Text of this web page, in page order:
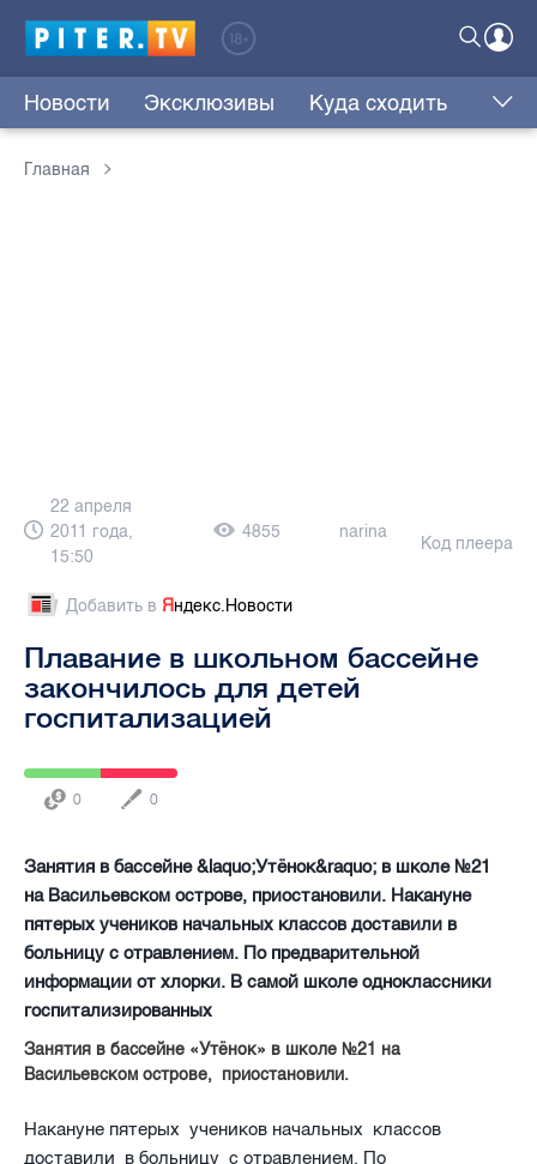
Новости Эксклюзивы Куда сходить
Главная
22 апреля
2011 года,
15:50
4855 narina
Код плеера
Добавить в Яндекс.Новости
Плавание в школьном бассейне
закончилось для детей
госпитализацией
0 0
Занятия в бассейне &laquo;Утёнок&raquo; в школе №21
на Васильевском острове, приостановили. Накануне
пятерых учеников начальных классов доставили в
больницу с отравлением. По предварительной
информации от хлорки. В самой школе одноклассники
госпитализированных
Занятия в бассейне «Утёнок» в школе №21 на
Васильевском острове, приостановили.
Накануне пятерых учеников начальных классов
доставили в больницу с отравлением. По